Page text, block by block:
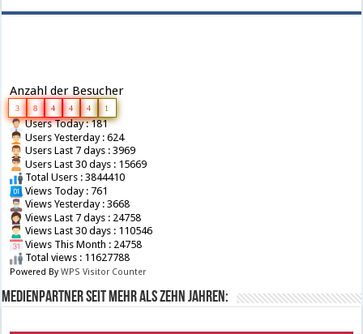
Anzahl der Besucher
3 8 4 4 4 1
Users Today : 181
Users Yesterday : 624
Users Last 7 days : 3969
Users Last 30 days : 15669
Total Users : 3844410
Views Today : 761
Views Yesterday : 3668
Views Last 7 days : 24758
Views Last 30 days : 110546
Views This Month : 24758
Total views : 11627788
Powered ByWPS Visitor Counter
Medienpartner seit mehr als zehn Jahren: